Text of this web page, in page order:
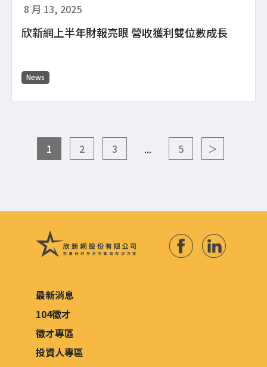
News
欣新網上半年財報亮眼 營收獲利雙位數成長
8 月 13, 2025
1 2 3 ... 5 ＞
最新消息
104徵才
徵才專區
投資人專區